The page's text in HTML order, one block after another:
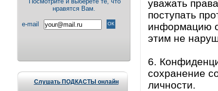
нравятся Вам.
e-mail
Слушать ПОДКАСТЫ онлайн
уважать
поступать
информацию
этим не
6.
сохранение
личности.